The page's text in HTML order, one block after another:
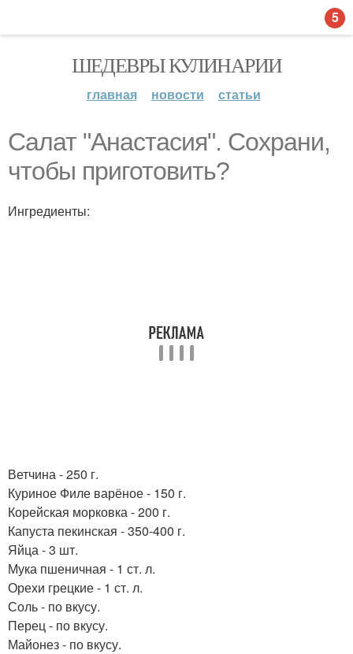
ШЕДЕВРЫ КУЛИНАРИИ
главная новости статьи
Салат "Анастасия". Сохрани,
чтобы приготовить?
Ингредиенты:
Ветчина - 250 г.
Куриное Филе варёное - 150 г.
Корейская морковка - 200 г.
Капуста пекинская - 350-400 г.
Яйца - 3 шт.
Мука пшеничная - 1 ст. л.
Орехи грецкие - 1 ст. л.
Соль - по вкусу.
Перец - по вкусу.
Майонез - по вкусу.
5